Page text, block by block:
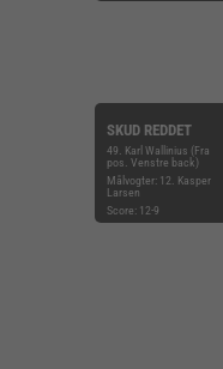
SKUD REDDET
49. Karl Wallinius (Fra
pos. Venstre back)
Målvogter: 12. Kasper
Larsen
Score: 12-9